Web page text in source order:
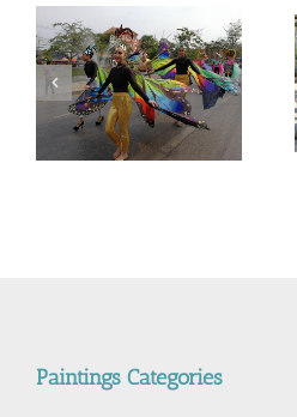
המשך ועדכון לפוסט –
מדריך קל, ללא מניע מסחרי,
לנבכי הבחירה למצלמה
החדשה- 5000$ מול
Paintings Categories